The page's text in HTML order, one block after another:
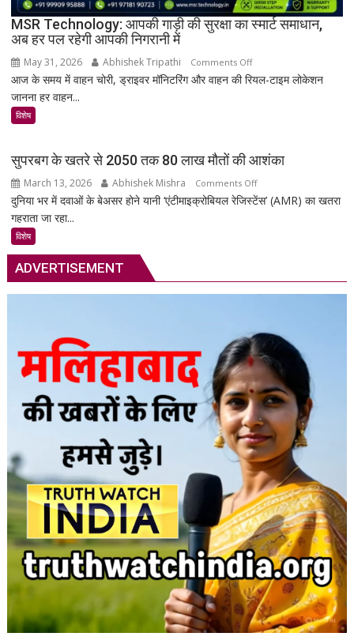
दुर्लभ
MSR Technology: आपकी गाड़ी की सुरक्षा का स्मार्ट समाधान,
अब हर पल रहेगी आपकी निगरानी में
May 31, 2026 Abhishek Tripathi Comments Offon
MSR
सुरक्षा
का
स्मार्ट
में
आज के समय में वाहन चोरी, ड्राइवर मॉनिटरिंग और वाहन की रियल-टाइम लोकेशन
जानना हर वाहन...
विशेष
सुपरबग के खतरे से 2050 तक 80 लाख मौतों की आशंका
March 13, 2026 Abhishek Mishra Comments Offon
सुपरबग
तक
मौतों
की
आशंका
दुनिया भर में दवाओं के बेअसर होने यानी ‘एंटीमाइक्रोबियल रेजिस्टेंस’ (AMR) का खतरा
गहराता जा रहा...
विशेष
ADVERTISEMENT